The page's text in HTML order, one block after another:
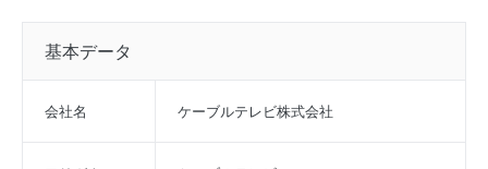
基本データ
会社名 ケーブルテレビ株式会社